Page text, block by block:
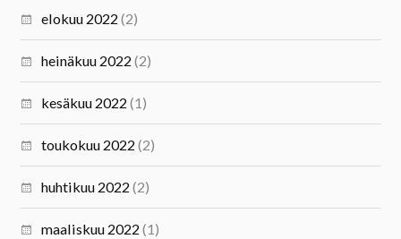
elokuu 2022 (2)
heinäkuu 2022 (2)
kesäkuu 2022 (1)
toukokuu 2022 (2)
huhtikuu 2022 (2)
maaliskuu 2022 (1)